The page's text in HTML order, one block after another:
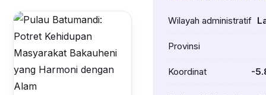
Wilayah administratif
Provinsi
Koordinat -